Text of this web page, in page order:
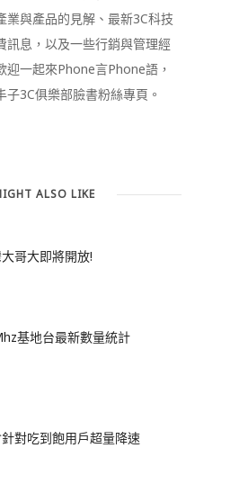
業與產品的見解、最新3C科技
訊息，以及一些行銷與管理經
迎一起來Phone言Phone語，
子3C俱樂部臉書粉絲專頁。
ALSO LIKE
哥大即將開放!
基地台最新數量統計
對吃到飽用戶超量降速